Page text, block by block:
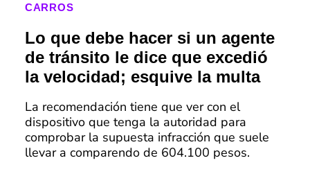
CARROS
Lo que debe hacer si un agente
de tránsito le dice que excedió
la velocidad; esquive la multa
La recomendación tiene que ver con el
dispositivo que tenga la autoridad para
comprobar la supuesta infracción que suele
llevar a comparendo de 604.100 pesos.